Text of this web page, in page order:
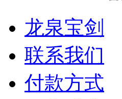
龙泉宝剑
联系我们
付款方式